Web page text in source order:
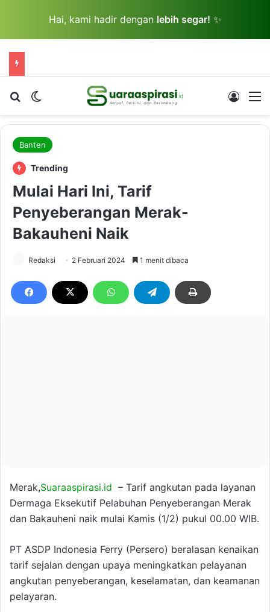
Hai, kami hadir dengan lebih segar! ✨
Cari berita...Switch skin Log In
Banten
Trending
Mulai Hari Ini, Tarif
Penyeberangan Merak-
Bakauheni Naik
Redaksi 2 Februari 2024 1 menit dibaca
Merak,Suaraaspirasi.id – Tarif angkutan pada layanan
Dermaga Eksekutif Pelabuhan Penyeberangan Merak
dan Bakauheni naik mulai Kamis (1/2) pukul 00.00 WIB.
PT ASDP Indonesia Ferry (Persero) beralasan kenaikan
tarif sejalan dengan upaya meningkatkan pelayanan
angkutan penyeberangan, keselamatan, dan keamanan
pelayaran.